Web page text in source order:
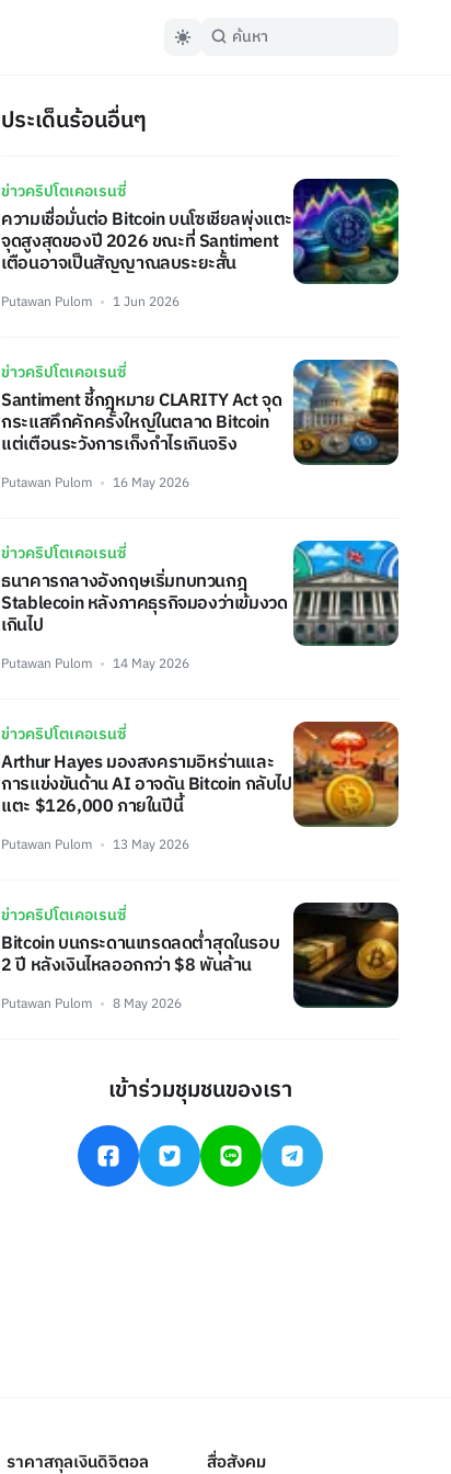
ประเด็นร้อนอื่นๆ
ข่าวคริปโตเคอเรนซี่
ความเชื่อมั่นต่อ Bitcoin บนโซเชียลพุ่งแตะ
จุดสูงสุดของปี 2026 ขณะที่ Santiment
เตือนอาจเป็นสัญญาณลบระยะสั้น
Putawan Pulom 1 Jun 2026
ข่าวคริปโตเคอเรนซี่
Santiment ชี้กฎหมาย CLARITY Act จุด
กระแสคึกคักครั้งใหญ่ในตลาด Bitcoin
แต่เตือนระวังการเก็งกำไรเกินจริง
Putawan Pulom 16 May 2026
ข่าวคริปโตเคอเรนซี่
ธนาคารกลางอังกฤษเริ่มทบทวนกฎ
Stablecoin หลังภาคธุรกิจมองว่าเข้มงวด
เกินไป
Putawan Pulom 14 May 2026
ข่าวคริปโตเคอเรนซี่
Arthur Hayes มองสงครามอิหร่านและ
การแข่งขันด้าน AI อาจดัน Bitcoin กลับไป
แตะ $126,000 ภายในปีนี้
Putawan Pulom 13 May 2026
ข่าวคริปโตเคอเรนซี่
Bitcoin บนกระดานเทรดลดต่ำสุดในรอบ
2 ปี หลังเงินไหลออกกว่า $8 พันล้าน
Putawan Pulom 8 May 2026
เข้าร่วมชุมชนของเรา
ราคาสกุลเงินดิจิตอล สื่อสังคม